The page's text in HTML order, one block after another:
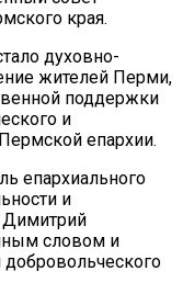
края.
духовно-
жителей Перми,
поддержки
и
епархии.
епархиального
и
словом и
добровольческого